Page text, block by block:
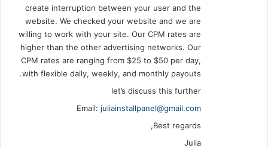
create interruption between your user and the
website. We checked your website and we are
willing to work with your site. Our CPM rates are
higher than the other advertising networks. Our
CPM rates are ranging from $25 to $50 per day,
with flexible daily, weekly, and monthly payouts.
let’s discuss this further
Email: juliainstallpanel@gmail.com
Best regards,
Julia